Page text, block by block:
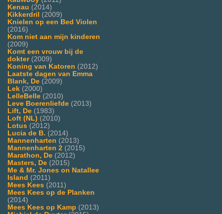
Kenau (2014)
Kikkerdril (2009)
Knielen op een Bed Violen
(2016)
Kom niet aan mijn kinderen
(2009)
Komt een vrouw bij de
dokter(2009)
Koning van Katoren (2012)
Laatste dagen van Emma
Blank, De (2009)
Lek (2000)
LelleBelle (2010)
Leve Boerenliefde (2013)
Lift, De (1983)
Loft (NL) (2010)
Lotus (2012)
Lucia de B. (2014)
Mannenharten (2013)
Mannenharten 2 (2015)
Marathon, De (2012)
Masters, De (2015)
Me & Mr. Jones on Natallee
Island (2011)
Mees Kees (2011)
Mees Kees op de Planken
(2014)
Mees Kees op Kamp (2013)